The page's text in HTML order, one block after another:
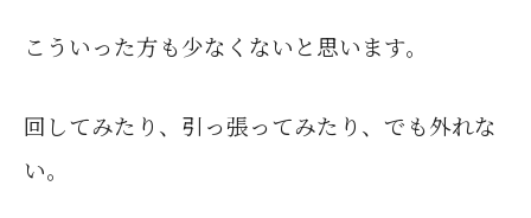
こういった方も少なくないと思います。
回してみたり、引っ張ってみたり、でも外れな
い。